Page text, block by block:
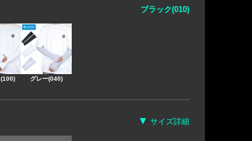
ブラック(010)
(100) グレー(040)
サイズ詳細